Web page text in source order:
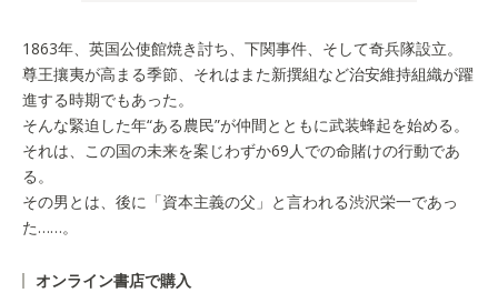
1863年、英国公使館焼き討ち、下関事件、そして奇兵隊設立。
尊王攘夷が高まる季節、それはまた新撰組など治安維持組織が躍
進する時期でもあった。
そんな緊迫した年“ある農民”が仲間とともに武装蜂起を始める。
それは、この国の未来を案じわずか69人での命賭けの行動であ
る。
その男とは、後に「資本主義の父」と言われる渋沢栄一であっ
た……。
オンライン書店で購入